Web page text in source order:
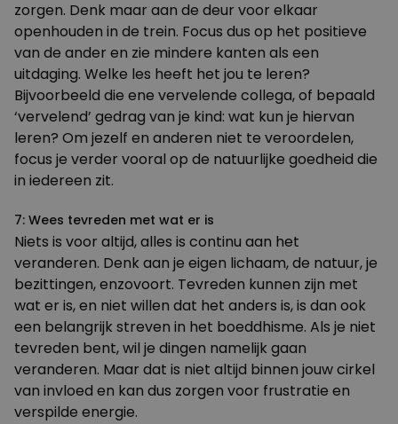
zorgen. Denk maar aan de deur voor elkaar
openhouden in de trein. Focus dus op het positieve
van de ander en zie mindere kanten als een
uitdaging. Welke les heeft het jou te leren?
Bijvoorbeeld die ene vervelende collega, of bepaald
‘vervelend’ gedrag van je kind: wat kun je hiervan
leren? Om jezelf en anderen niet te veroordelen,
focus je verder vooral op de natuurlijke goedheid die
in iedereen zit.
7: Wees tevreden met wat er is
Niets is voor altijd, alles is continu aan het
veranderen. Denk aan je eigen lichaam, de natuur, je
bezittingen, enzovoort. Tevreden kunnen zijn met
wat er is, en niet willen dat het anders is, is dan ook
een belangrijk streven in het boeddhisme. Als je niet
tevreden bent, wil je dingen namelijk gaan
veranderen. Maar dat is niet altijd binnen jouwcirkel
van invloed en kan dus zorgen voor frustratie en
verspilde energie.